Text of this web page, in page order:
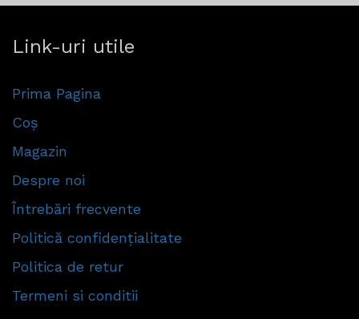
Link-uri utile
Prima Pagina
Coș
Magazin
Despre noi
Întrebări frecvente
Politică confidențialitate
Politica de retur
Termeni si conditii